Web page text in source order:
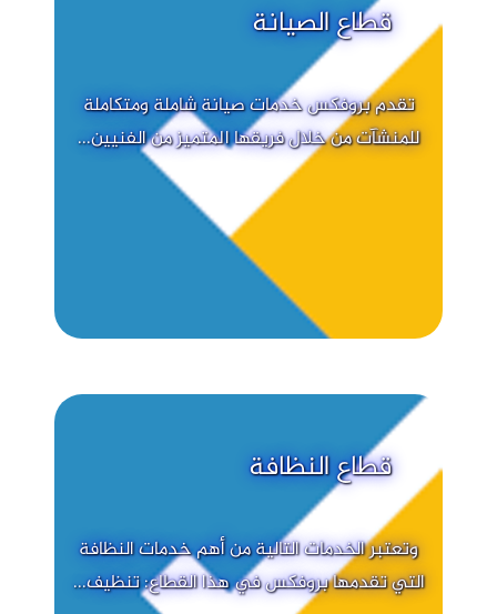
قطاع الصيانة
تقدم بروفكس خدمات صيانة شاملة ومتكاملة
للمنشآت من خلال فريقها المتميز من الفنيين...
قطاع النظافة
وتعتبر الخدمات التالية من أهم خدمات النظافة
التي تقدمها بروفكس في هذا القطاع: تنظيف...